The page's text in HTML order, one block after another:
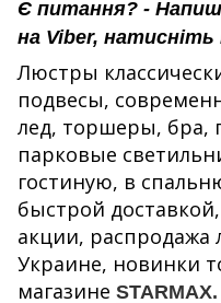
Є питання? -
на Viber, натисніть
Люстры
подвесы,
лед, торшеры, бра,
парковые
гостиную, в
быстрой
акции, распродажа
Украине, новинки
магазине STARMAX.